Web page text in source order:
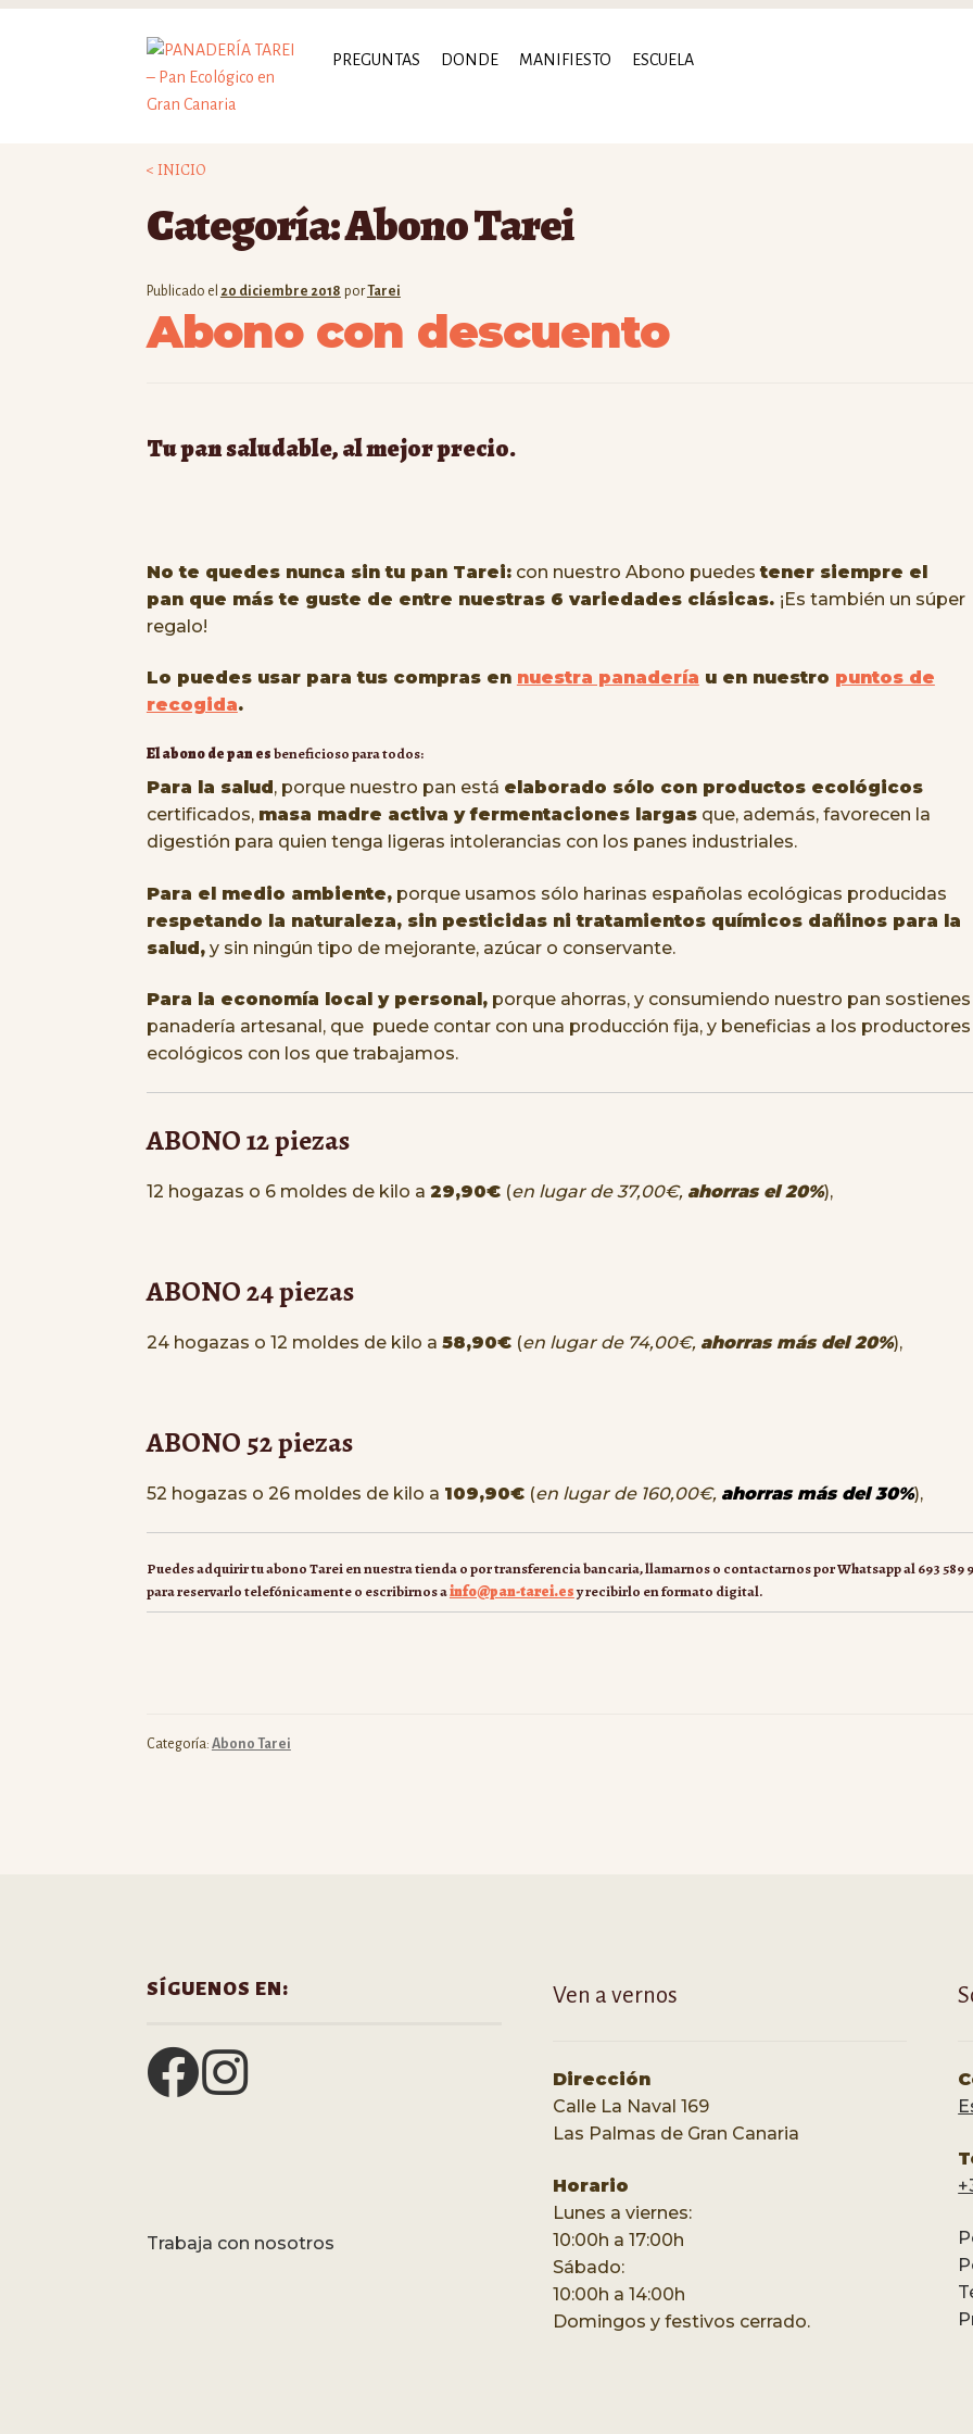
Ir
a
la
Ir
al
contenido
PREGUNTAS DONDE MANIFIESTO ESCUELA
< INICIO
Categoría:Abono Tarei
Publicado el 20 diciembre 2018 porTarei
Abono con descuento
Tu pan saludable, al mejor precio.
No te quedes nunca sin tu pan Tarei:con nuestro Abono puedestener siempre el
pan que más te guste de entre nuestras 6 variedades clásicas. ¡Es también un súper
regalo!
Lo puedes usar para tus compras en nuestra panadería u en nuestro puntos de
recogida.
El abono de pan esbeneficioso para todos:
Para la salud, porque nuestro pan está elaborado sólo con productos ecológicos
certificados, masa madre activa y fermentaciones largasque, además, favorecen la
digestión para quien tenga ligeras intolerancias con los panes industriales.
Para el medio ambiente,porque usamos sólo harinas españolas ecológicas producidas
respetando la naturaleza, sin pesticidas ni tratamientos químicos dañinos para la
salud,y sin ningún tipo de mejorante, azúcar o conservante.
Para la economía local y personal,porque ahorras, y consumiendo nuestro pan sostienes
panadería artesanal, que puede contar con una producción fija, y beneficias a los productores
ecológicos con los que trabajamos.
ABONO 12 piezas
12 hogazas o 6 moldes de kilo a 29,90€(en lugar de 37,00€, ahorras el 20%),
ABONO 24 piezas
24 hogazas o 12 moldes de kilo a 58,90€(en lugar de 74,00€, ahorras más del 20%),
ABONO 52 piezas
52 hogazas o 26 moldes de kilo a 109,90€(en lugar de 160,00€, ahorras más del 30%),
Puedes adquirir tu abono Tarei en nuestra tienda o por transferencia bancaria, llamarnos o contactarnos por Whatsapp al 693 589
para reservarlo telefónicamente o escribirnos ainfo@pan-tarei.esy recibirlo en formato digital.
Categoría: Abono Tarei
SÍGUENOS EN:
Trabaja con nosotros
Ven a vernos
Dirección
Calle La Naval 169
Las Palmas de Gran Canaria
Horario
Lunes a viernes:
10:00h a 17:00h
Sábado:
10:00h a 14:00h
Domingos y festivos cerrado.